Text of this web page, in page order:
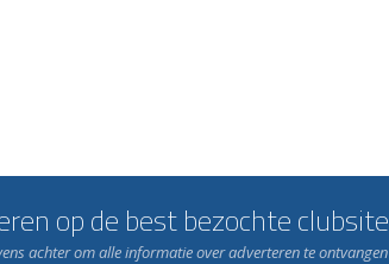
op de best bezochte
achter om alle informatie over adverteren te ontvangen